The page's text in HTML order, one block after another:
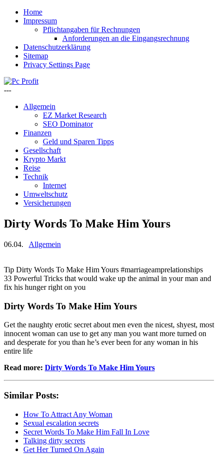
Home
Impressum
Pflichtangaben für Rechnungen
Anforderungen an die Eingangsrechnung
Datenschutzerklärung
Sitemap
Privacy Settings Page
---
Allgemein
EZ Market Research
SEO Dominator
Finanzen
Geld und Sparen Tipps
Gesellschaft
Krypto Markt
Reise
Technik
Internet
Umweltschutz
Versicherungen
Dirty Words To Make Him Yours
06.04. Allgemein
Tip Dirty Words To Make Him Yours #marriageamprelationships
33 Powerful Tricks that would wake up the animal in your man and
fix his hunger right on you
Dirty Words To Make Him Yours
Get the naughty erotic secret about men even the nicest, shyest, most
innocent woman can use to get any man you want more turned on
and desperate for you than he’s ever been for any woman in his
entire life
Read more: Dirty Words To Make Him Yours
Similar Posts:
How To Attract Any Woman
Sexual escalation secrets
Secret Words To Make Him Fall In Love
Talking dirty secrets
Get Her Turned On Again